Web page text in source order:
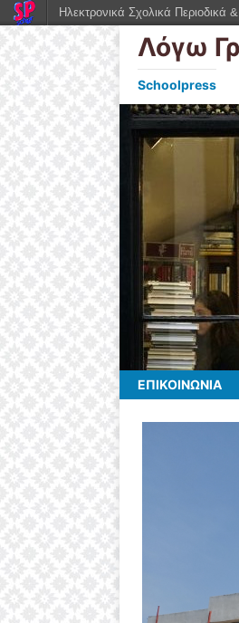
Λόγω
Schoolpress
ΕΠΙΚΟΙΝΩΝΙΑ
Ηλεκτρονικά Σχολικά Περιοδικά